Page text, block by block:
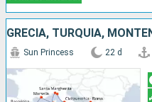
Sun Princess 22 d